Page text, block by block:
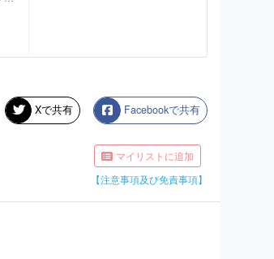
Xで共有 Facebookで共有
マイリストに追加
【注意事項及び免責事項】